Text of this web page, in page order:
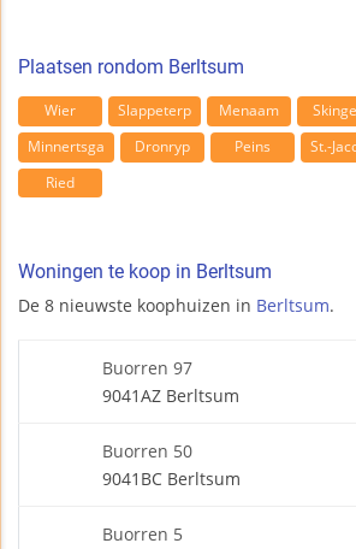
Plaatsen rondom Berltsum
Wier Slappeterp Menaam
Minnertsga
Dronryp Peins
St.-
Ried
Woningen te koop in Berltsum
De 8 nieuwste koophuizen in Berltsum.
Buorren 97
9041AZ Berltsum
Buorren 50
9041BC Berltsum
Buorren 5